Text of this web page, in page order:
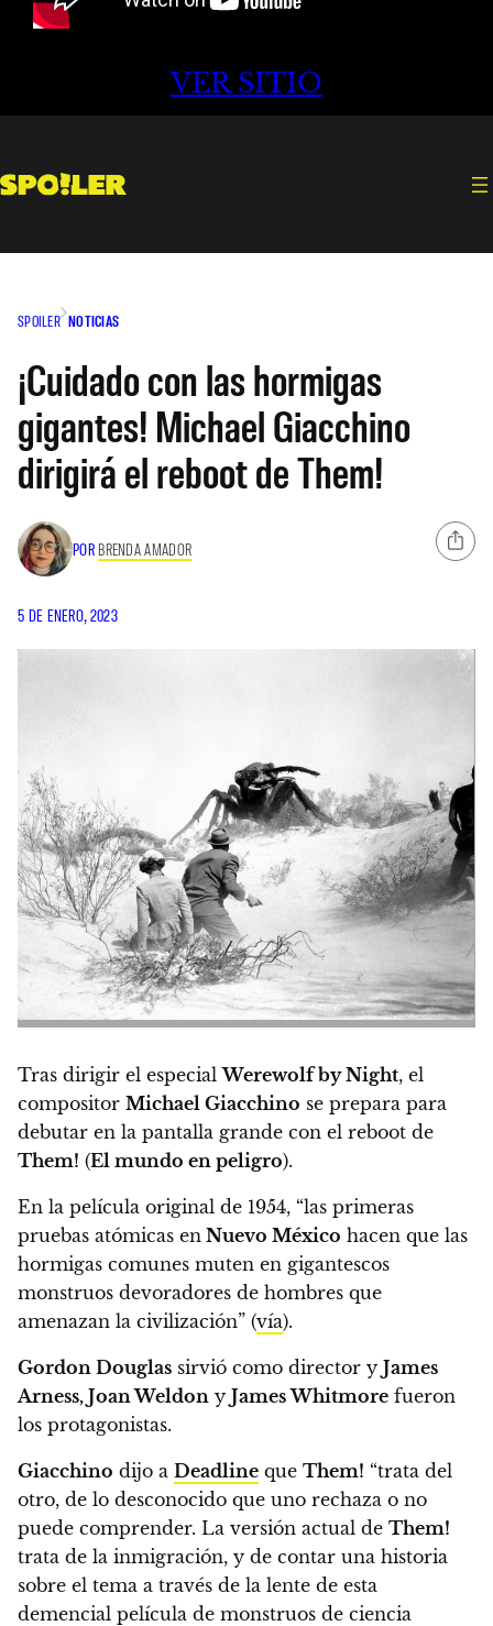
VER SITIO
SPOILER NOTICIAS
¡Cuidado con las hormigas
gigantes! Michael Giacchino
dirigirá el reboot de Them!
POR BRENDA AMADOR
5 DE ENERO, 2023
Tras dirigir el especialWerewolf by Night, el
compositor Michael Giacchino se prepara para
debutar en la pantalla grande con el reboot de
Them! (El mundo en peligro).
En la película original de 1954, “las primeras
pruebas atómicas en Nuevo México hacen que las
hormigas comunes muten en gigantescos
monstruos devoradores de hombres que
amenazan la civilización” (vía).
Gordon Douglas sirvió como director y James
Arness, Joan Weldon y James Whitmore fueron
los protagonistas.
Giacchino dijo a Deadline que Them! “trata del
otro, de lo desconocido que uno rechaza o no
puede comprender. La versión actual de Them!
trata de la inmigración, y de contar una historia
sobre el tema a través de la lente de esta
demencial película de monstruos de ciencia